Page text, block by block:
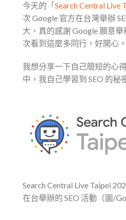
今天的「 Search Central Live
次 Google 官方在台灣舉辦
大，真的感謝 Google 願意
次看到這麼多同行，好開心。
我想分享一下自己簡短的心
中，我自己學習到 SEO 的秘
Search Central Live Taipei
在台舉辦的 SEO 活動（圖/